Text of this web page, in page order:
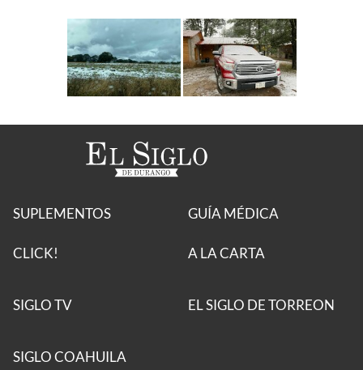
SUPLEMENTOS
CLICK!
GUÍA MÉDICA
A LA CARTA
SIGLO TV EL SIGLO DE TORREON
SIGLO COAHUILA